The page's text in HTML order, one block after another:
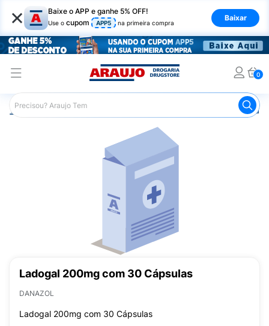
× Baixe o APP e ganhe 5% OFF!
Use o cupom APP5 na primeira compra
Baixar
0
Araujo Medicamentos Ladogal
Ladogal 200mg com 30 Cápsulas
DANAZOL
Ladogal 200mg com 30 Cápsulas